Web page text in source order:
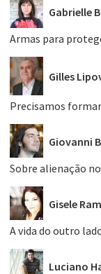
Gabrielle
Armas para
Gilles
Precisamos
Giovanni
Sobre alienação
Gisele
A vida do outro
Luciano